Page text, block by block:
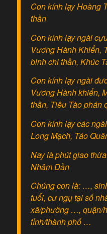
Con kính lạy Hoàng
thần
Con kính lạy ngài
Vương Hành Khiển,
binh chi thần, Khúc
Con kính lạy ngài
Vương Hành khiển,
thần, Tiêu Tào phán
Con kính lạy các
Long Mạch, Táo
Nay là phút giao
Nhâm Dần
Chúng con là: …,
tuổi, cư ngụ tại số
xã/phường …, quận/
tỉnh/thành phố …